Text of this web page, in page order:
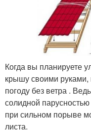
Когда вы планируете
крышу своими руками,
погоду без ветра .
солидной
при сильном порыве
листа.